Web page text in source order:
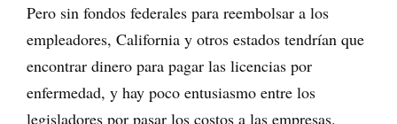
Pero sin fondos federales para reembolsar a los
empleadores, California y otros estados tendrían que
encontrar dinero para pagar las licencias por
enfermedad, y hay poco entusiasmo entre los
legisladores por pasar los costos a las empresas.